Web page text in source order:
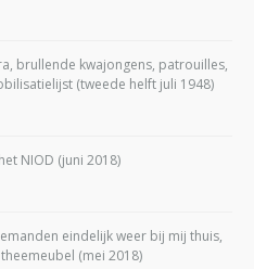
brullende kwajongens, patrouilles,
(tweede helft juli 1948)
NIOD (juni 2018)
eindelijk weer bij mij thuis,
(mei 2018)